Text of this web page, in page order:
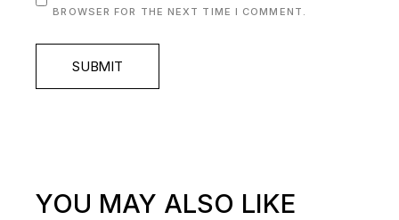
BROWSER FOR THE NEXT TIME I COMMENT.
SUBMIT
YOU MAY ALSO LIKE